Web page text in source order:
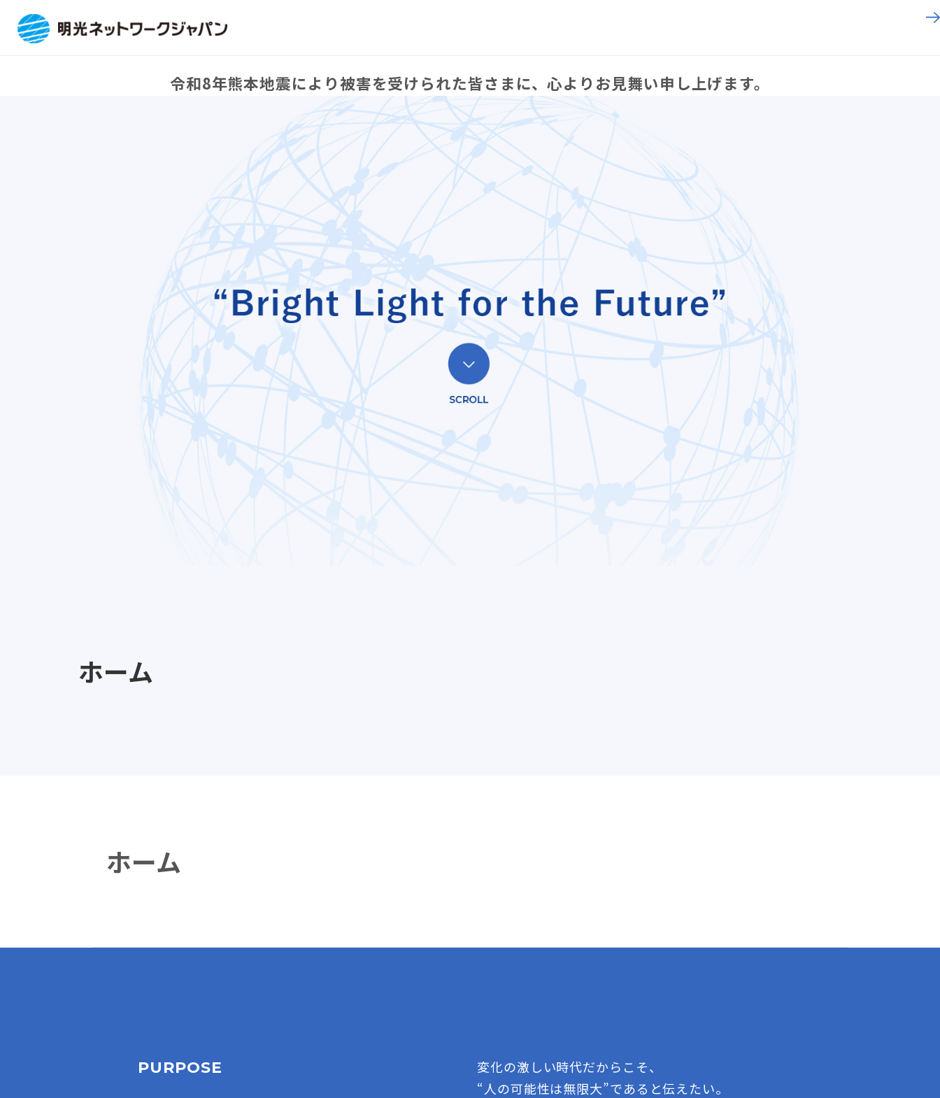
令和8年熊本地震により被害を受けられた皆さまに、心よりお見舞い申し上げます。
ホーム
ホーム
PURPOSE
変化の激しい時代だからこそ、
“人の可能性は無限大”であると伝えたい。